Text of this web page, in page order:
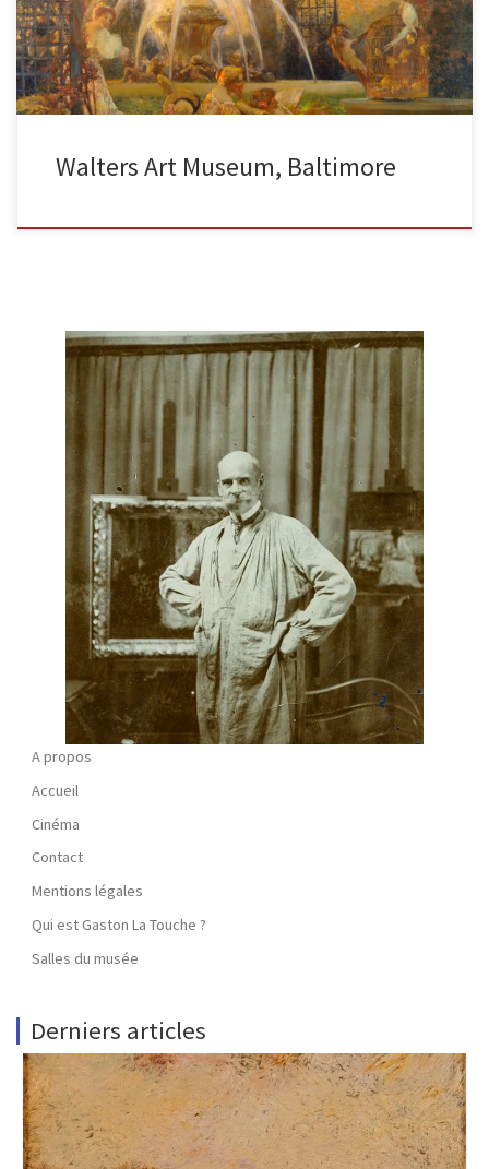
Walters Art Museum, Baltimore
A propos
Accueil
Cinéma
Contact
Mentions légales
Qui est Gaston La Touche ?
Salles du musée
Derniers articles